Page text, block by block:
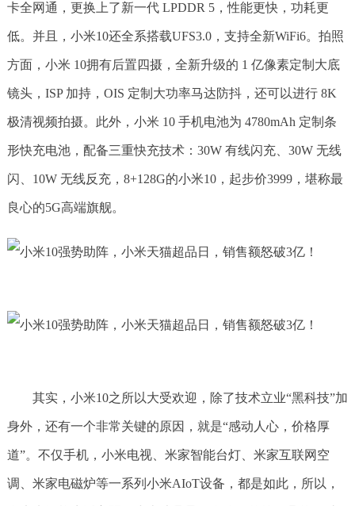
卡全网通，更换上了新一代 LPDDR 5，性能更快，功耗更
低。并且，小米10还全系搭载UFS3.0，支持全新WiFi6。拍照
方面，小米 10拥有后置四摄，全新升级的 1 亿像素定制大底
镜头，ISP 加持，OIS 定制大功率马达防抖，还可以进行 8K
极清视频拍摄。此外，小米 10 手机电池为 4780mAh 定制条
形快充电池，配备三重快充技术：30W 有线闪充、30W 无线
闪、10W 无线反充，8+128G的小米10，起步价3999，堪称最
良心的5G高端旗舰。
其实，小米10之所以大受欢迎，除了技术立业“黑科技”加
身外，还有一个非常关键的原因，就是“感动人心，价格厚
道”。不仅手机，小米电视、米家智能台灯、米家互联网空
调、米家电磁炉等一系列小米AIoT设备，都是如此，所以，